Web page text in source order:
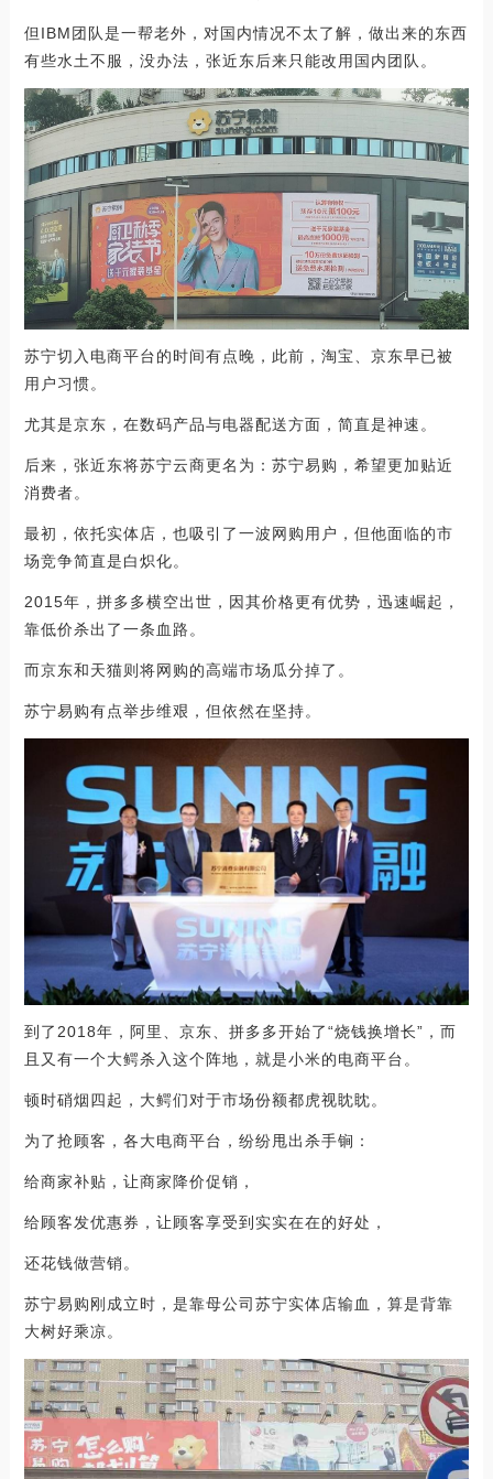
但IBM团队是一帮老外，对国内情况不太了解，做出来的东西
有些水土不服，没办法，张近东后来只能改用国内团队。
苏宁切入电商平台的时间有点晚，此前，淘宝、京东早已被
用户习惯。
尤其是京东，在数码产品与电器配送方面，简直是神速。
后来，张近东将苏宁云商更名为：苏宁易购，希望更加贴近
消费者。
最初，依托实体店，也吸引了一波网购用户，但他面临的市
场竞争简直是白炽化。
2015年，拼多多横空出世，因其价格更有优势，迅速崛起，
靠低价杀出了一条血路。
而京东和天猫则将网购的高端市场瓜分掉了。
苏宁易购有点举步维艰，但依然在坚持。
到了2018年，阿里、京东、拼多多开始了“烧钱换增长”，而
且又有一个大鳄杀入这个阵地，就是小米的电商平台。
顿时硝烟四起，大鳄们对于市场份额都虎视眈眈。
为了抢顾客，各大电商平台，纷纷甩出杀手锏：
给商家补贴，让商家降价促销，
给顾客发优惠券，让顾客享受到实实在在的好处，
还花钱做营销。
苏宁易购刚成立时，是靠母公司苏宁实体店输血，算是背靠
大树好乘凉。